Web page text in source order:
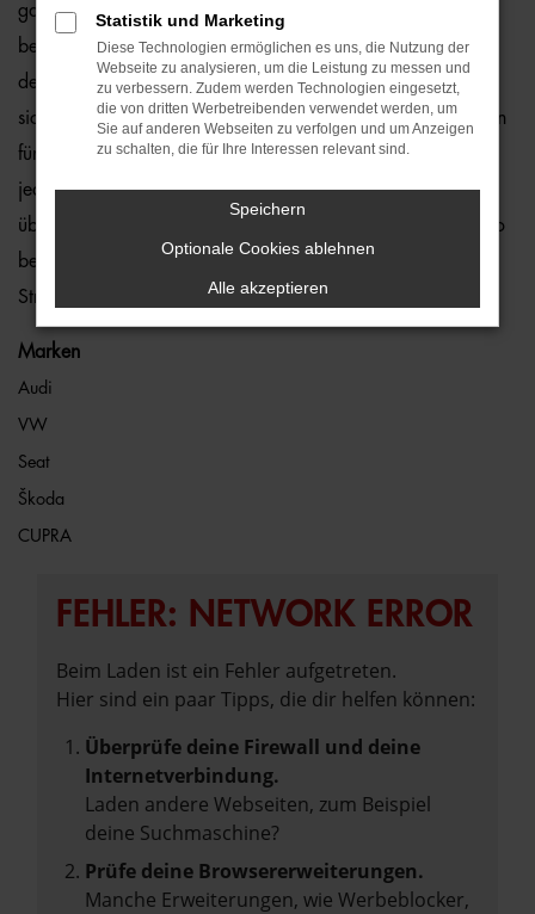
ganzer Linie. Wir von der Auto-Familie Ostermaier arbeiten
bereits seit vielen Jahren mit VW und sind von der Qualität
der Fahrzeuge begeistert. Dennoch gehen wir auf Nummer
sicher und schauen bei jedem VW Sharan Gebrauchtwagen
für Rostock genauestens nach. Konkret bedeutet dies, dass
jedes Auto in unserer Meisterwerkstatt gastiert und dort
überprüft und ggf. repariert und gewartet wird. Unser Credo
besteht darin, dass wir nur erstklassige Fahrzeuge auf die
Straßen von Rostock lassen. Ohne „Wenn und Aber“.
Marken
Audi
VW
Seat
Škoda
CUPRA
FEHLER: NETWORK ERROR
Beim Laden ist ein Fehler aufgetreten.
Hier sind ein paar Tipps, die dir helfen können:
Überprüfe deine Firewall und deine
Internetverbindung.
Laden andere Webseiten, zum Beispiel
deine Suchmaschine?
Prüfe deine Browsererweiterungen.
Manche Erweiterungen, wie Werbeblocker,
Statistik und Marketing
Diese Technologien ermöglichen es uns, die Nutzung der
Webseite zu analysieren, um die Leistung zu messen und
zu verbessern. Zudem werden Technologien eingesetzt,
die von dritten Werbetreibenden verwendet werden, um
Sie auf anderen Webseiten zu verfolgen und um Anzeigen
zu schalten, die für Ihre Interessen relevant sind.
Speichern
Optionale Cookies ablehnen
Alle akzeptieren